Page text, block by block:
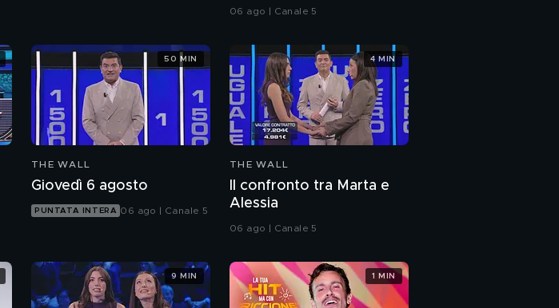
06 ago | Canale 5
THE WALL
Giovedì 6 agosto
PUNTATA INTERA 06 ago | Canale 5
50 MIN
THE WALL
Il confronto tra Marta e
Alessia
06 ago | Canale 5
4 MIN
9 MIN 1 MIN